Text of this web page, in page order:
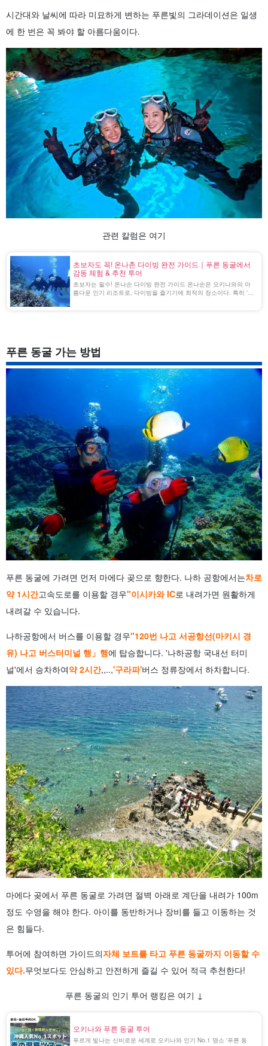
시간대와 날씨에 따라 미묘하게 변하는 푸른빛의 그라데이션은 일생
에 한 번은 꼭 봐야 할 아름다움이다.
관련 칼럼은 여기
초보자도 꼭! 온나촌 다이빙 완전 가이드｜푸른 동굴에서
감동 체험 & 추천 투어
초보자는 필수! 온나손 다이빙 완전 가이드 온나손은 오키나와의 아
름다운 인기 리조트로, 다이빙을 즐기기에 최적의 장소이다. 특히 '푸
푸른 동굴 가는 방법
푸른 동굴에 가려면 먼저 마에다 곶으로 향한다. 나하 공항에서는차로
약 1시간고속도로를 이용할 경우"이시카와 IC로 내려가면 원활하게
내려갈 수 있습니다.
나하공항에서 버스를 이용할 경우"120번 나고 서공항선(마키시 경
유) 나고 버스터미널 행」행에 탑승합니다. '나하공항 국내선 터미
널'에서 승차하여약 2시간,,..,'구라파'버스 정류장에서 하차합니다.
마에다 곶에서 푸른 동굴로 가려면 절벽 아래로 계단을 내려가 100m
정도 수영을 해야 한다. 아이를 동반하거나 장비를 들고 이동하는 것
은 힘들다.
투어에 참여하면 가이드의자체 보트를 타고 푸른 동굴까지 이동할 수
있다.무엇보다도 안심하고 안전하게 즐길 수 있어 적극 추천한다!
푸른 동굴의 인기 투어 랭킹은 여기 ↓
오키나와 푸른 동굴 투어
푸르게 빛나는 신비로운 세계로 오키나와 인기 No.1 명소 '푸른 동